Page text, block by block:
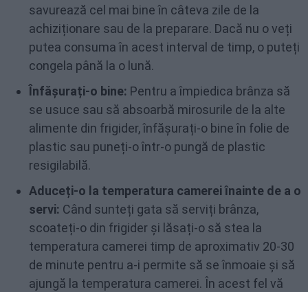
savurează cel mai bine în câteva zile de la
achiziționare sau de la preparare. Dacă nu o veți
putea consuma în acest interval de timp, o puteți
congela până la o lună.
Înfășurați-o bine: Pentru a împiedica brânza să
se usuce sau să absoarbă mirosurile de la alte
alimente din frigider, înfășurați-o bine în folie de
plastic sau puneți-o într-o pungă de plastic
resigilabilă.
Aduceți-o la temperatura camerei înainte de a o
servi: Când sunteți gata să serviți brânza,
scoateți-o din frigider și lăsați-o să stea la
temperatura camerei timp de aproximativ 20-30
de minute pentru a-i permite să se înmoaie și să
ajungă la temperatura camerei. În acest fel vă